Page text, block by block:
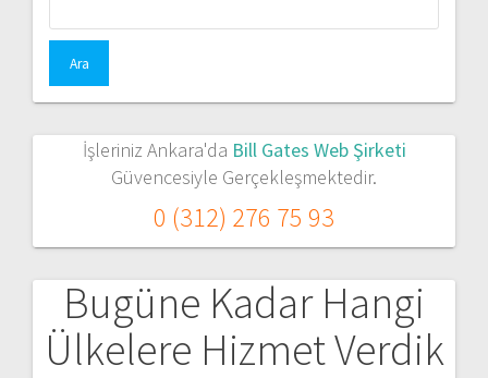
İşleriniz Ankara'da Bill Gates Web Şirketi
Güvencesiyle Gerçekleşmektedir.
0 (312) 276 75 93
Bugüne Kadar Hangi
Ülkelere Hizmet Verdik